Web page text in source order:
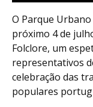
O Parque
próximo 4 de
Folclore, um
representativos
celebração das
populares